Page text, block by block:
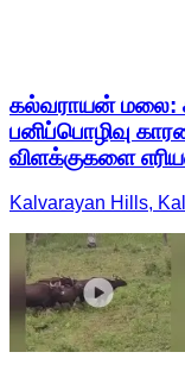
கல்வராயன் மலை:
பனிப்பொழிவு
விளக்குகளை
Kalvarayan Hills,